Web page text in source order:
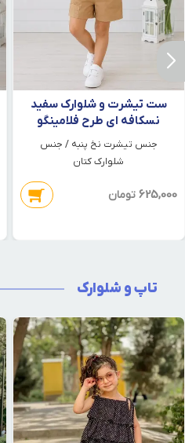
ست تیشرت و شلوارک سفید
نسکافه ای طرح فلامینگو
جنس تیشرت نخ پنبه / جنس
شلوارک کتان
625,000 تومان
تاپ و شلوارک